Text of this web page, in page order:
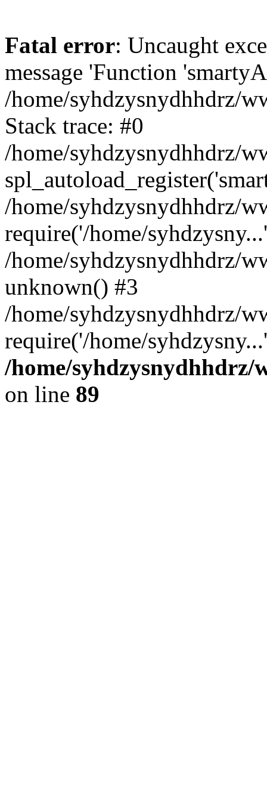
Fatal error: Uncaught
message 'Function
/home/syhdzysnydhhdrz/
Stack trace: #0
/home/syhdzysnydhhdrz/
/home/syhdzysnydhhdrz/
require('/home/
/home/syhdzysnydhhdrz/
unknown() #3
/home/syhdzysnydhhdrz/
require('/home/
/home/syhdzysnydhhdrz/
on line 89